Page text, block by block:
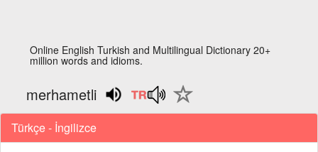
Online English Turkish and Multilingual Dictionary 20+
million words and idioms.
merhametli
Türkçe - İngilizce